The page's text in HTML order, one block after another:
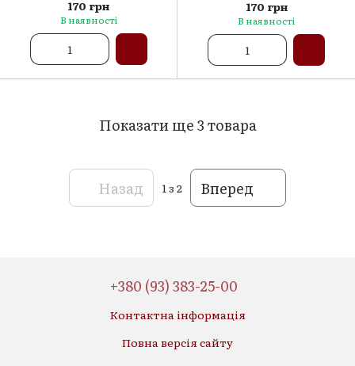
170 грн
В наявності
№539
170 грн
В наявності
Показати ще 3 товара
Назад 1з 2 Вперед
+380 (93) 383-25-00
Контактна інформація
Повна версія сайту